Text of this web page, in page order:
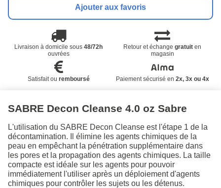
Ajouter aux favoris
Livraison à domicile sous48/72h
ouvrées
Retour et échangegratuit en
magasin
Satisfait ou remboursé Paiement sécurisé en 2x, 3x ou 4x
SABRE Decon Cleanse 4.0 oz Sabre
L'utilisation du SABRE Decon Cleanse est l'étape 1 de la
décontamination. Il élimine les agents chimiques de la
peau en empêchant la pénétration supplémentaire dans
les pores et la propagation des agents chimiques. La taille
compacte est idéale sur les agents pour pouvoir
immédiatement l'utiliser après un déploiement d'agents
chimiques pour contrôler les sujets ou les détenus.